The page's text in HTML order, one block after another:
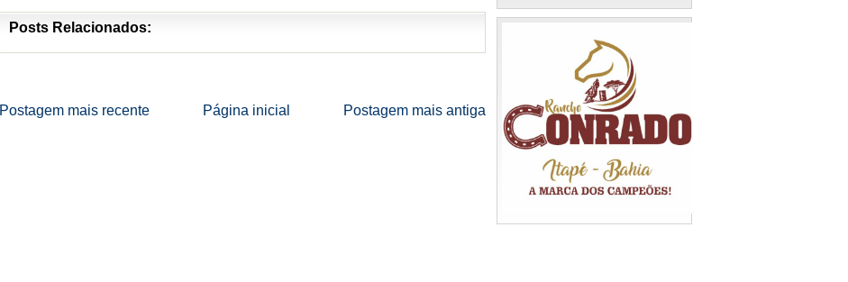
Posts Relacionados:
Postagem mais recente Postagem mais antiga
Página inicial